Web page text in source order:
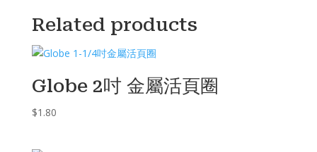
Related products
Globe 2吋 金屬活頁圈
$1.80